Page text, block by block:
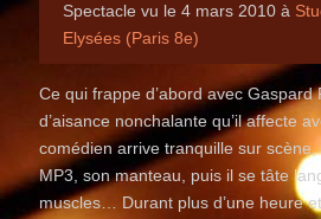
Spectacle vu le 4 mars 2010 à
Elysées (Paris 8e)
Ce qui frappe d’abord avec Gaspard
d’aisance nonchalante qu’il affecte
comédien arrive tranquille sur
MP3, son manteau, puis il se tâte
muscles… Durant plus d’une heure